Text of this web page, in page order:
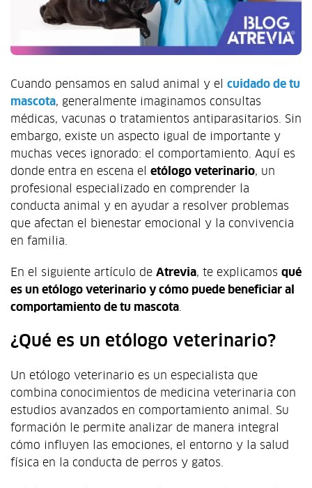
Cuando pensamos en salud animal y el cuidado de tu
mascota, generalmente imaginamos consultas
médicas, vacunas o tratamientos antiparasitarios. Sin
embargo, existe un aspecto igual de importante y
muchas veces ignorado: el comportamiento. Aquí es
donde entra en escena el etólogo veterinario, un
profesional especializado en comprender la
conducta animal y en ayudar a resolver problemas
que afectan el bienestar emocional y la convivencia
en familia.
En el siguiente artículo de Atrevia, te explicamos qué
es un etólogo veterinario y cómo puede beneficiar al
comportamiento de tu mascota.
¿Qué es un etólogo veterinario?
Un etólogo veterinario es un especialista que
combina conocimientos de medicina veterinaria con
estudios avanzados en comportamiento animal. Su
formación le permite analizar de manera integral
cómo influyen las emociones, el entorno y la salud
física en la conducta de perros y gatos.